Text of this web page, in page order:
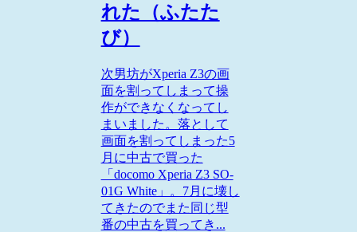
れた（ふたた
び）
次男坊がXperia Z3の画
面を割ってしまって操
作ができなくなってし
まいました。落として
画面を割ってしまった5
月に中古で買った
「docomo Xperia Z3 SO-
01G White」。7月に壊し
てきたのでまた同じ型
番の中古を買ってき...